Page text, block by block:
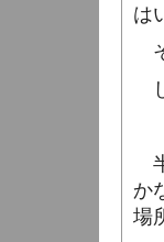
は
か
場